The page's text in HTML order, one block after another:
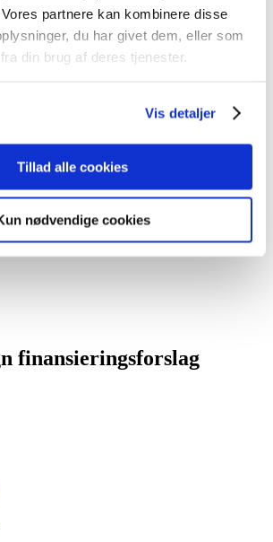
partnere kan kombinere disse
du har givet dem, eller som
din brug af deres tjenester.
Vis detaljer
Tillad alle cookies
nødvendige cookies
finansieringsforslag